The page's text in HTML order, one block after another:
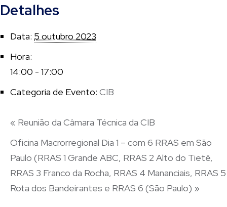
Detalhes
Data: 5 outubro 2023
Hora:
14:00 - 17:00
Categoria de Evento: CIB
« Reunião da Câmara Técnica da CIB
Oficina Macrorregional Dia 1 – com 6 RRAS em São
Paulo (RRAS 1 Grande ABC, RRAS 2 Alto do Tietê,
RRAS 3 Franco da Rocha, RRAS 4 Mananciais, RRAS 5
Rota dos Bandeirantes e RRAS 6 (São Paulo) »